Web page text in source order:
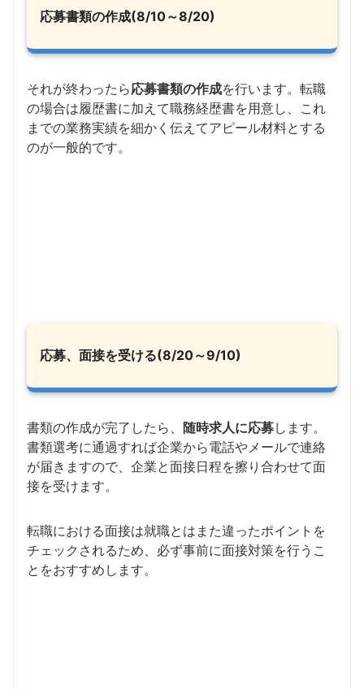
応募書類の作成(8/10～8/20)
それが終わったら応募書類の作成を行います。転職
の場合は履歴書に加えて職務経歴書を用意し、これ
までの業務実績を細かく伝えてアピール材料とする
のが一般的です。
応募、面接を受ける(8/20～9/10)
書類の作成が完了したら、 随時求人に応募します。
書類選考に通過すれば企業から電話やメールで連絡
が届きますので、企業と面接日程を擦り合わせて面
接を受けます。
転職における面接は就職とはまた違ったポイントを
チェックされるため、必ず事前に面接対策を行うこ
とをおすすめします。